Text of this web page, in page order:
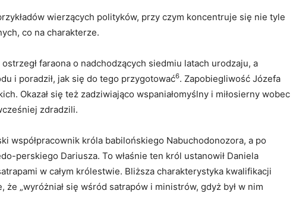
wierzących polityków, przy czym koncentruje się nie tyle
co na charakterze.
faraona o nadchodzących siedmiu latach urodzaju, a
i poradził, jak się do tego przygotować6. Zapobiegliwość Józefa
Okazał się też zadziwiająco wspaniałomyślny i miłosierny wobec
zdradzili.
współpracownik króla babilońskiego Nabuchodonozora, a po
perskiego Dariusza. To właśnie ten król ustanowił Daniela
w całym królestwie. Bliższa charakterystyka kwalifikacji
że „wyróżniał się wśród satrapów i ministrów, gdyż był w nim